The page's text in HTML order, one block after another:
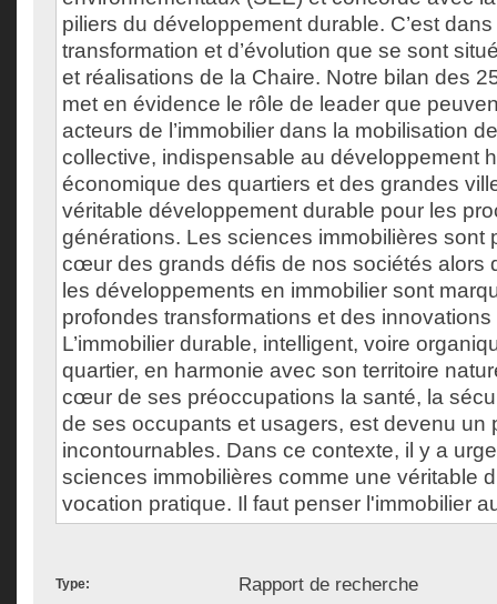
piliers du développement durable. C’est
transformation et d’évolution que se sont
et réalisations de la Chaire. Notre bilan des
met en évidence le rôle de leader que
acteurs de l’immobilier dans la mobilisation
collective, indispensable au développement
économique des quartiers et des grandes
véritable développement durable pour les
générations. Les sciences immobilières sont
cœur des grands défis de nos sociétés alors
les développements en immobilier sont
profondes transformations et des
L’immobilier durable, intelligent, voire
quartier, en harmonie avec son territoire
cœur de ses préoccupations la santé, la
de ses occupants et usagers, est devenu un
incontournables. Dans ce contexte, il y a
sciences immobilières comme une véritable
vocation pratique. Il faut penser l'immobilier
Type: Rapport de recherche